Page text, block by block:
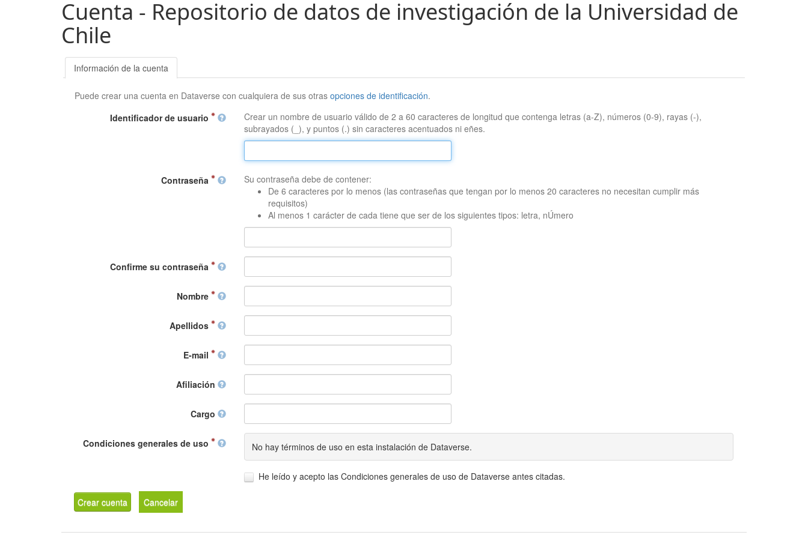
Cuenta - Repositorio de datos de investigación de la Universidad de
Chile
Información de la cuenta
Puede crear una cuenta en Dataverse con cualquiera de sus otrasopciones de identificación.
Identificador de usuario
Crear un nombre de usuario válido de 2 a 60 caracteres de longitud que contenga letras (a-Z), números (0-9), rayas (-),
subrayados (_), y puntos (.) sin caracteres acentuados ni eñes.
Contraseña
Su contraseña debe de contener:
De 6 caracteres por lo menos (las contraseñas que tengan por lo menos 20 caracteres no necesitan cumplir más
requisitos)
Al menos 1 carácter de cada tiene que ser de los siguientes tipos: letra, nÚmero
Confirme su contraseña
Nombre
Apellidos
E-mail
Afiliación
Cargo
Condiciones generales de uso No hay términos de uso en esta instalación de Dataverse.
He leído y acepto las Condiciones generales de uso de Dataverse antes citadas.
Crear cuenta Cancelar